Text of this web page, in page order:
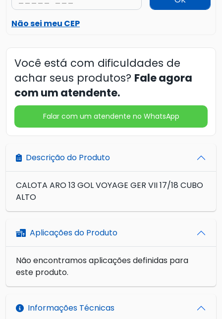
Não sei meu CEP
Você está com dificuldades de
achar seus produtos? Fale agora
com um atendente.
Falar com um atendente no WhatsApp
Descrição do Produto
CALOTA ARO 13 GOL VOYAGE GER VII 17/18 CUBO
ALTO
Aplicações do Produto
Não encontramos aplicações definidas para
este produto.
Informações Técnicas